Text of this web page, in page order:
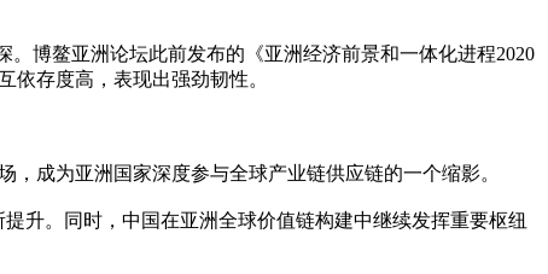
博鳌亚洲论坛此前发布的《亚洲经济前景和一体化进程2020
依存度高，表现出强劲韧性。
成为亚洲国家深度参与全球产业链供应链的一个缩影。
升。同时，中国在亚洲全球价值链构建中继续发挥重要枢纽